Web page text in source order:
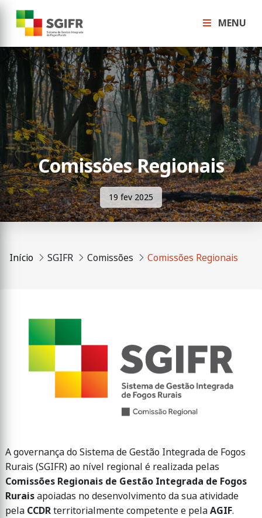
MENU
Comissões Regionais
19 fev 2025
Início SGIFR Comissões Comissões Regionais
​​​​​A governança do Sistema de Gestão Integrada de Fogos
Rurais (SGIFR) ao nível regional é realizada pelas
Comissões Regionais de Gestão Integrada de Fogos
Ruraisapoiadas no desenvolvimento da sua atividade
pela CCDRterritorialmente competente e pelaAGIF.